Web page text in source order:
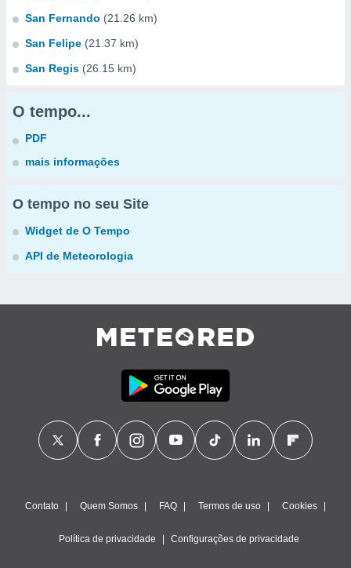
San Fernando (21.26 km)
San Felipe (21.37 km)
San Regis (26.15 km)
O tempo...
PDF
mais informações
O tempo no seu Site
Widget de O Tempo
API de Meteorologia
Contato Quem Somos FAQ Termos de uso Cookies
Política de privacidade Configurações de privacidade